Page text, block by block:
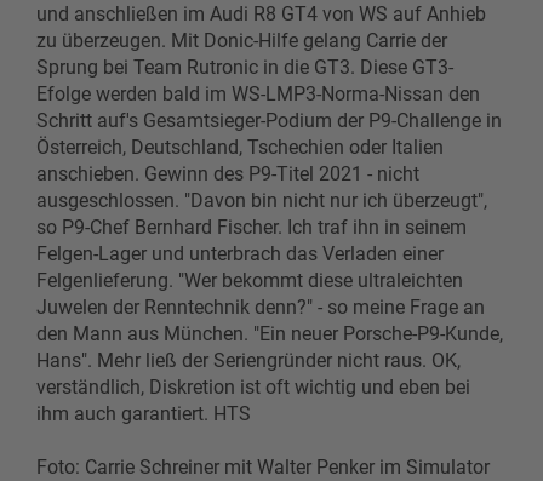
und anschließen im Audi R8 GT4 von WS auf Anhieb
zu überzeugen. Mit Donic-Hilfe gelang Carrie der
Sprung bei Team Rutronic in die GT3. Diese GT3-
Efolge werden bald im WS-LMP3-Norma-Nissan den
Schritt auf's Gesamtsieger-Podium der P9-Challenge in
Österreich, Deutschland, Tschechien oder Italien
anschieben. Gewinn des P9-Titel 2021 - nicht
ausgeschlossen. "Davon bin nicht nur ich überzeugt",
so P9-Chef Bernhard Fischer. Ich traf ihn in seinem
Felgen-Lager und unterbrach das Verladen einer
Felgenlieferung. "Wer bekommt diese ultraleichten
Juwelen der Renntechnik denn?" - so meine Frage an
den Mann aus München. "Ein neuer Porsche-P9-Kunde,
Hans". Mehr ließ der Seriengründer nicht raus. OK,
verständlich, Diskretion ist oft wichtig und eben bei
ihm auch garantiert. HTS
Foto: Carrie Schreiner mit Walter Penker im Simulator